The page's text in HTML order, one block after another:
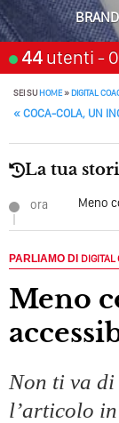
Perché
Perché Non
Quali Sono
Come
44 utenti -
premia chi
SEI SUHOME»DIGITAL
POST NAVIGATION
« COCA-COLA, UN
La tua
ora Meno
PARLIAMO DI DIGITAL
Meno contenuti, più
Non ti va
l’articolo